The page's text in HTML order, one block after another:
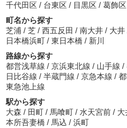
千代田区 / 台東区 / 目黒区 / 葛飾区
町名から探す
芝浦 / 芝 / 西五反田 / 南大井 / 大井
日本橋浜町 / 東日本橋 / 新川
路線から探す
都営浅草線 / 京浜東北線 / 山手線 /
日比谷線 / 半蔵門線 / 京急本線 /
東急池上線
駅から探す
大森 / 田町 / 馬喰町 / 水天宮前 / 大
本所吾妻橋 / 馬込 / 浜町